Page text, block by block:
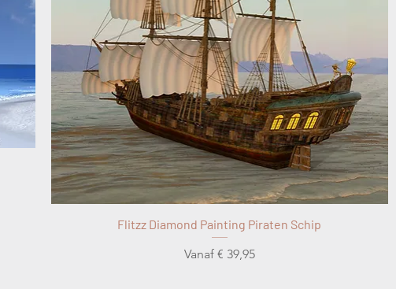
Flitzz Diamond Painting Piraten Schip
Vanaf € 39,95
Verkoopprijs